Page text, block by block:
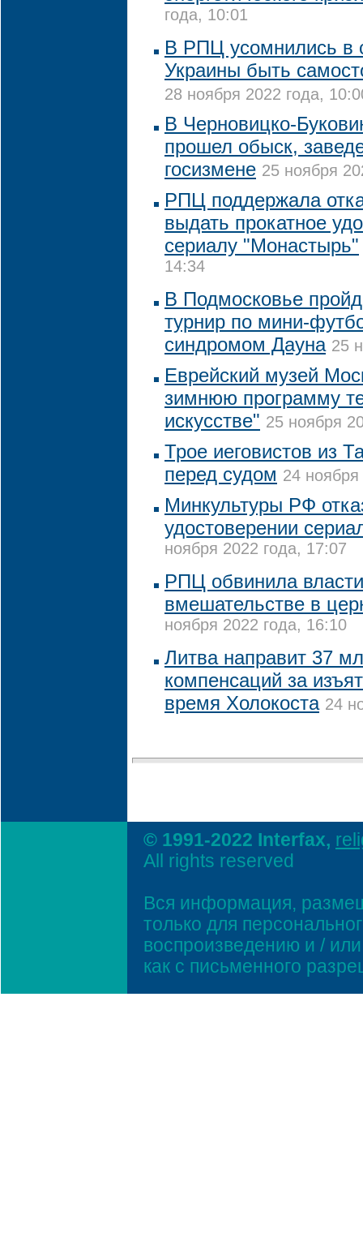
года, 10:01
В РПЦ усомнились в
Украины быть
28 ноября 2022 года,
В Черновицко-
прошел обыск,
госизмене 25 ноября
РПЦ поддержала
выдать прокатное
сериалу "Монастырь"
14:34
В Подмосковье
турнир по мини-
синдромом Дауна 25
Еврейский музей
зимнюю программу
искусстве" 25 ноября
Трое иеговистов из
перед судом 24
Минкультуры РФ
удостоверении
ноября 2022 года, 17:07
РПЦ обвинила
вмешательстве в
ноября 2022 года, 16:10
Литва направит 37
компенсаций за
время Холокоста 24
© 1991-2022 Interfax,
All rights reserved
Вся информация,
только для
воспроизведению и /
как с письменного